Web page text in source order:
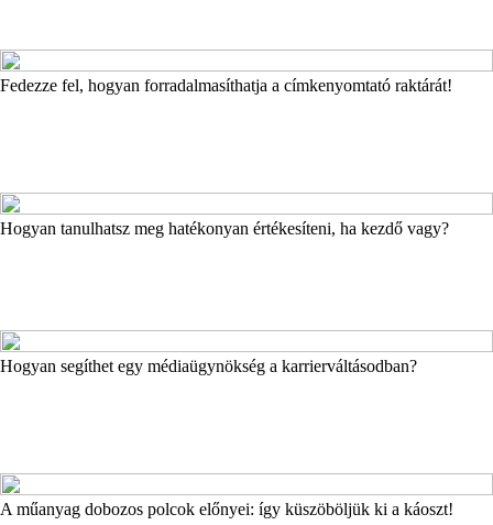
Fedezze fel, hogyan forradalmasíthatja a címkenyomtató raktárát!
Hogyan tanulhatsz meg hatékonyan értékesíteni, ha kezdő vagy?
Hogyan segíthet egy médiaügynökség a karrierváltásodban?
A műanyag dobozos polcok előnyei: így küszöböljük ki a káoszt!